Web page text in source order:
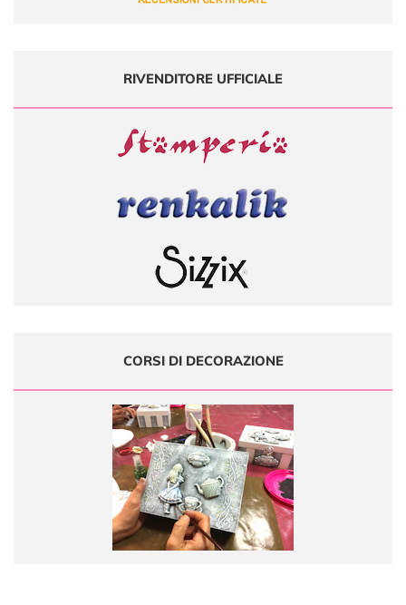
RIVENDITORE UFFICIALE
CORSI DI DECORAZIONE